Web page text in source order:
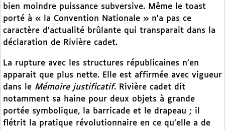
bien moindre puissance subversive. Même le toast
porté à « la Convention Nationale » n’a pas ce
caractère d’actualité brûlante qui transparait dans la
déclaration de Rivière cadet.
La rupture avec les structures républicaines n’en
apparait que plus nette. Elle est affirmée avec vigueur
dans le Mémoire justificatif. Rivière cadet dit
notamment sa haine pour deux objets à grande
portée symbolique, la barricade et le drapeau ; il
flétrit la pratique révolutionnaire en ce qu’elle a de